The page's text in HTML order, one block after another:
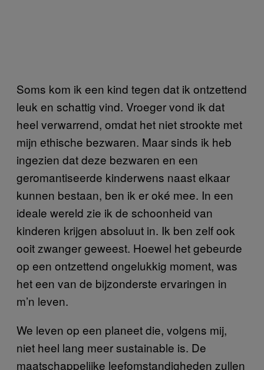
Soms kom ik een kind tegen dat ik ontzettend
leuk en schattig vind. Vroeger vond ik dat
heel verwarrend, omdat het niet strookte met
mijn ethische bezwaren. Maar sinds ik heb
ingezien dat deze bezwaren en een
geromantiseerde kinderwens naast elkaar
kunnen bestaan, ben ik er oké mee. In een
ideale wereld zie ik de schoonheid van
kinderen krijgen absoluut in. Ik ben zelf ook
ooit zwanger geweest. Hoewel het gebeurde
op een ontzettend ongelukkig moment, was
het een van de bijzonderste ervaringen in
m’n leven.
We leven op een planeet die, volgens mij,
niet heel lang meer sustainable is. De
maatschappelijke leefomstandigheden zullen